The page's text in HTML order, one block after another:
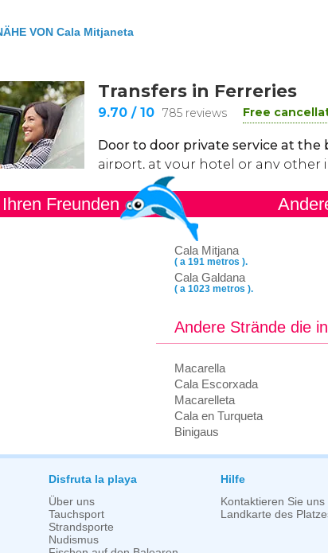
VON Cala Mitjaneta
Freunden
Cala Mitjana
( a 191 metros ).
Cala Galdana
( a 1023 metros ).
Andere Strände die
Macarella
Cala Escorxada
Macarelleta
Cala en Turqueta
Binigaus
Disfruta la playa
Über uns
Tauchsport
Strandsporte
Nudismus
Hilfe
Kontaktieren Sie uns
Landkarte des